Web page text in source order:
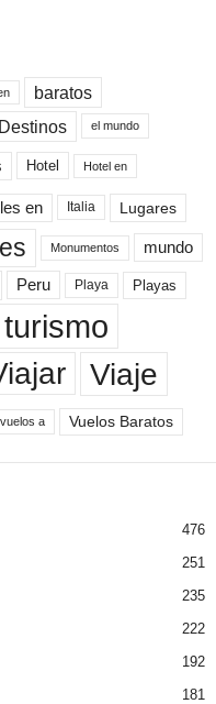
baratos
Destinos el mundo
Hotel Hotel en
en Italia Lugares
Monumentos mundo
Peru Playa Playas
turismo
Viaje
vuelos a Vuelos Baratos
476
251
235
222
192
181